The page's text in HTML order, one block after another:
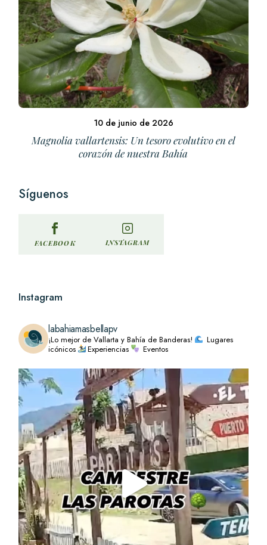
10 de junio de 2026
Magnolia vallartensis: Un tesoro evolutivo en el
corazón de nuestra Bahía
Síguenos
FACEBOOK INSTAGRAM
Instagram
labahiamasbellapv
¡Lo mejor de Vallarta y Bahía de Banderas!
Lugares
icónicos
Experiencias Eventos